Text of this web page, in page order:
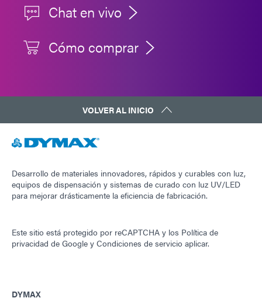
Chat en vivo
Cómo comprar
VOLVER AL INICIO
Desarrollo de materiales innovadores, rápidos y curables con luz,
equipos de dispensación y sistemas de curado con luz UV/LED
para mejorar drásticamente la eficiencia de fabricación.
Este sitio está protegido por reCAPTCHA y los Política de
privacidad de Google y Condiciones de servicio aplicar.
DYMAX